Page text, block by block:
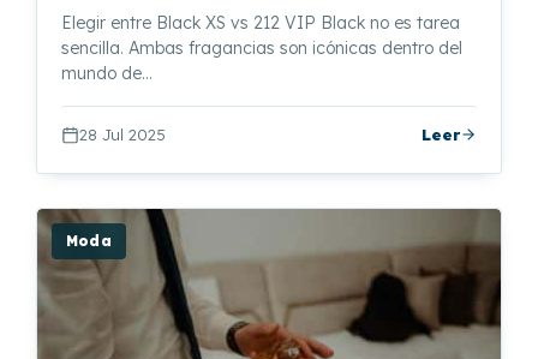
Elegir entre Black XS vs 212 VIP Black no es tarea
sencilla. Ambas fragancias son icónicas dentro del
mundo de…
28 Jul 2025 Leer
Moda